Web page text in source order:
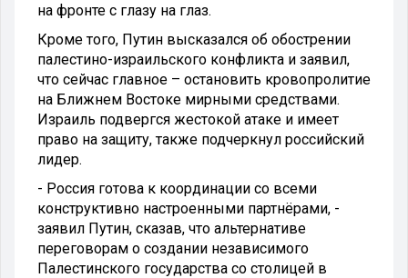
на фронте с глазу на глаз.
Кроме того, Путин высказался об обострении
палестино-израильского конфликта и заявил,
что сейчас главное – остановить кровопролитие
на Ближнем Востоке мирными средствами.
Израиль подвергся жестокой атаке и имеет
право на защиту, также подчеркнул российский
лидер.
- Россия готова к координации со всеми
конструктивно настроенными партнёрами, -
заявил Путин, сказав, что альтернативе
переговорам о создании независимого
Палестинского государства со столицей в